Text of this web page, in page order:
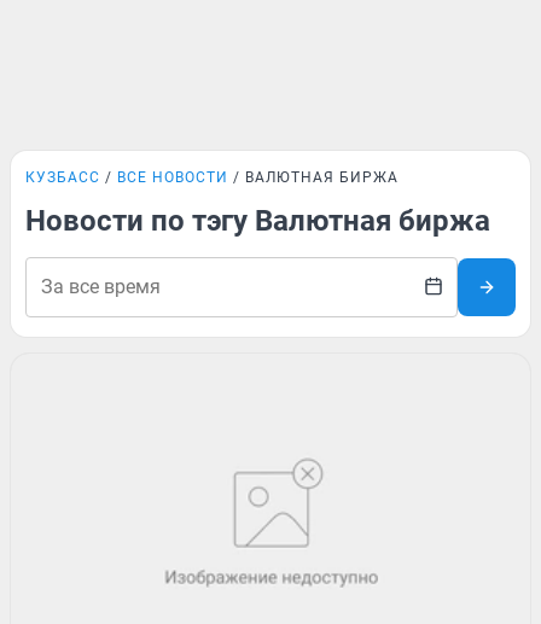
КУЗБАСС ВСЕ НОВОСТИ ВАЛЮТНАЯ БИРЖА
Новости по тэгу Валютная биржа